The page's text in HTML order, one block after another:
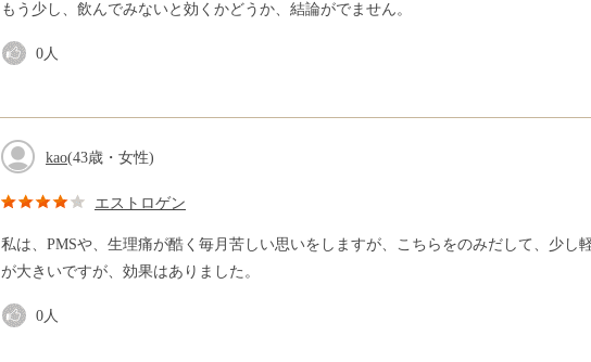
もう少し、飲んでみないと効くかどうか、結論がでません。
0人
kao(43歳・女性)
エストロゲン
私は、PMSや、生理痛が酷く毎月苦しい思いをしますが、こちらをのみだして、少し
が大きいですが、効果はありました。
0人